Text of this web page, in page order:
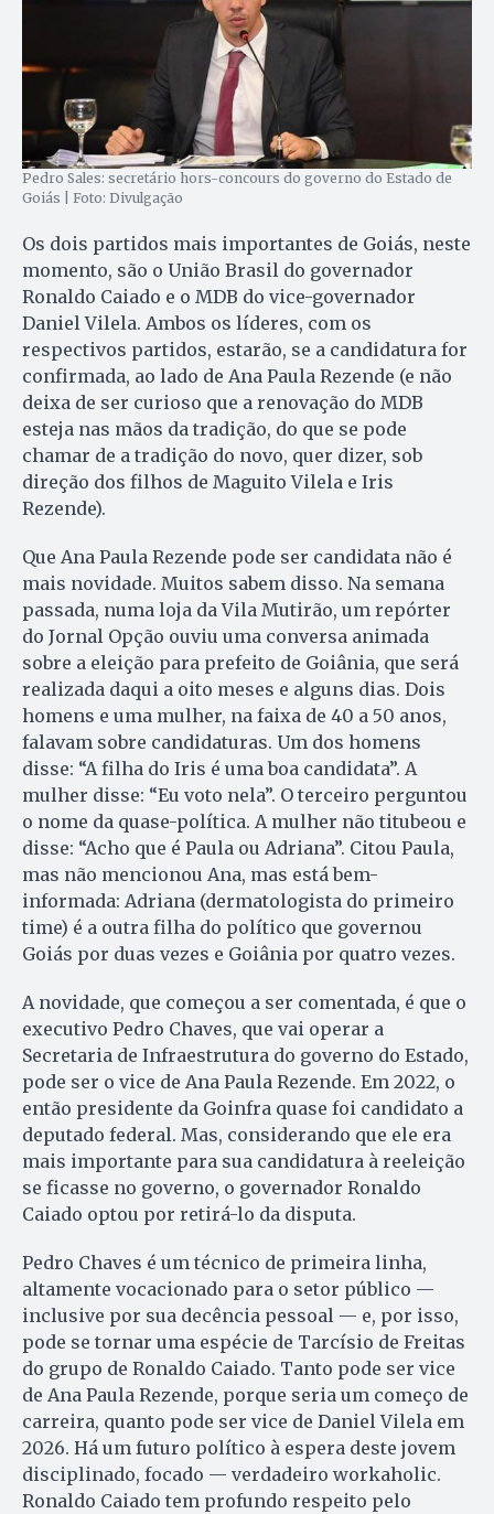
Pedro Sales: secretário hors-concours do governo do Estado de
Goiás | Foto: Divulgação
Os dois partidos mais importantes de Goiás, neste
momento, são o União Brasil do governador
Ronaldo Caiado e o MDB do vice-governador
Daniel Vilela. Ambos os líderes, com os
respectivos partidos, estarão, se a candidatura for
confirmada, ao lado de Ana Paula Rezende (e não
deixa de ser curioso que a renovação do MDB
esteja nas mãos da tradição, do que se pode
chamar de a tradição do novo, quer dizer, sob
direção dos filhos de Maguito Vilela e Iris
Rezende).
Que Ana Paula Rezende pode ser candidata não é
mais novidade. Muitos sabem disso. Na semana
passada, numa loja da Vila Mutirão, um repórter
do Jornal Opção ouviu uma conversa animada
sobre a eleição para prefeito de Goiânia, que será
realizada daqui a oito meses e alguns dias. Dois
homens e uma mulher, na faixa de 40 a 50 anos,
falavam sobre candidaturas. Um dos homens
disse: “A filha do Iris é uma boa candidata”. A
mulher disse: “Eu voto nela”. O terceiro perguntou
o nome da quase-política. A mulher não titubeou e
disse: “Acho que é Paula ou Adriana”. Citou Paula,
mas não mencionou Ana, mas está bem-
informada: Adriana (dermatologista do primeiro
time) é a outra filha do político que governou
Goiás por duas vezes e Goiânia por quatro vezes.
A novidade, que começou a ser comentada, é que o
executivo Pedro Chaves, que vai operar a
Secretaria de Infraestrutura do governo do Estado,
pode ser o vice de Ana Paula Rezende. Em 2022, o
então presidente da Goinfra quase foi candidato a
deputado federal. Mas, considerando que ele era
mais importante para sua candidatura à reeleição
se ficasse no governo, o governador Ronaldo
Caiado optou por retirá-lo da disputa.
Pedro Chaves é um técnico de primeira linha,
altamente vocacionado para o setor público —
inclusive por sua decência pessoal — e, por isso,
pode se tornar uma espécie de Tarcísio de Freitas
do grupo de Ronaldo Caiado. Tanto pode ser vice
de Ana Paula Rezende, porque seria um começo de
carreira, quanto pode ser vice de Daniel Vilela em
2026. Há um futuro político à espera deste jovem
disciplinado, focado — verdadeiro workaholic.
Ronaldo Caiado tem profundo respeito pelo